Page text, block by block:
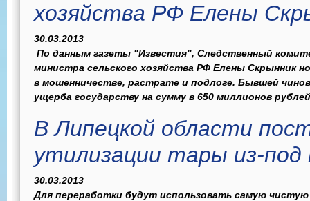
хозяйства РФ Елены
30.03.2013
По данным газеты "Известия", Следственный
министра сельского хозяйства РФ Елены Скрынник
в мошенничестве, растрате и подлоге. Бывшей
ущерба государству на сумму в 650 миллионов
В Липецкой области
утилизации тары из-под
30.03.2013
Для переработки будут использовать самую